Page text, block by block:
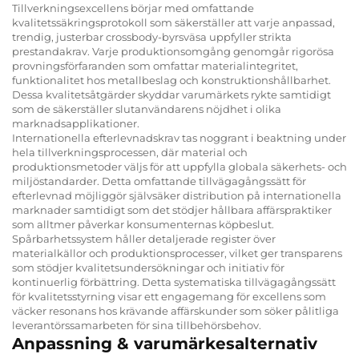
Tillverkningsexcellens börjar med omfattande
kvalitetssäkringsprotokoll som säkerställer att varje anpassad,
trendig, justerbar crossbody-byrsväsa uppfyller strikta
prestandakrav. Varje produktionsomgång genomgår rigorösa
provningsförfaranden som omfattar materialintegritet,
funktionalitet hos metallbeslag och konstruktionshållbarhet.
Dessa kvalitetsåtgärder skyddar varumärkets rykte samtidigt
som de säkerställer slutanvändarens nöjdhet i olika
marknadsapplikationer.
Internationella efterlevnadskrav tas noggrant i beaktning under
hela tillverkningsprocessen, där material och
produktionsmetoder väljs för att uppfylla globala säkerhets- och
miljöstandarder. Detta omfattande tillvägagångssätt för
efterlevnad möjliggör självsäker distribution på internationella
marknader samtidigt som det stödjer hållbara affärspraktiker
som alltmer påverkar konsumenternas köpbeslut.
Spårbarhetssystem håller detaljerade register över
materialkällor och produktionsprocesser, vilket ger transparens
som stödjer kvalitetsundersökningar och initiativ för
kontinuerlig förbättring. Detta systematiska tillvägagångssätt
för kvalitetsstyrning visar ett engagemang för excellens som
väcker resonans hos krävande affärskunder som söker pålitliga
leverantörssamarbeten för sina tillbehörsbehov.
Anpassning & varumärkesalternativ